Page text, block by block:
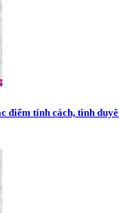
điểm tính cách, tình